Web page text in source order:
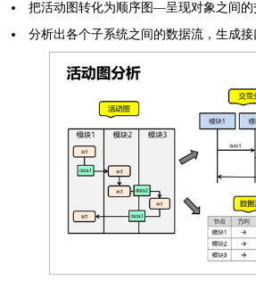
把活动图转化为顺序图—呈现对象之间的
分析出各个子系统之间的数据流，生成